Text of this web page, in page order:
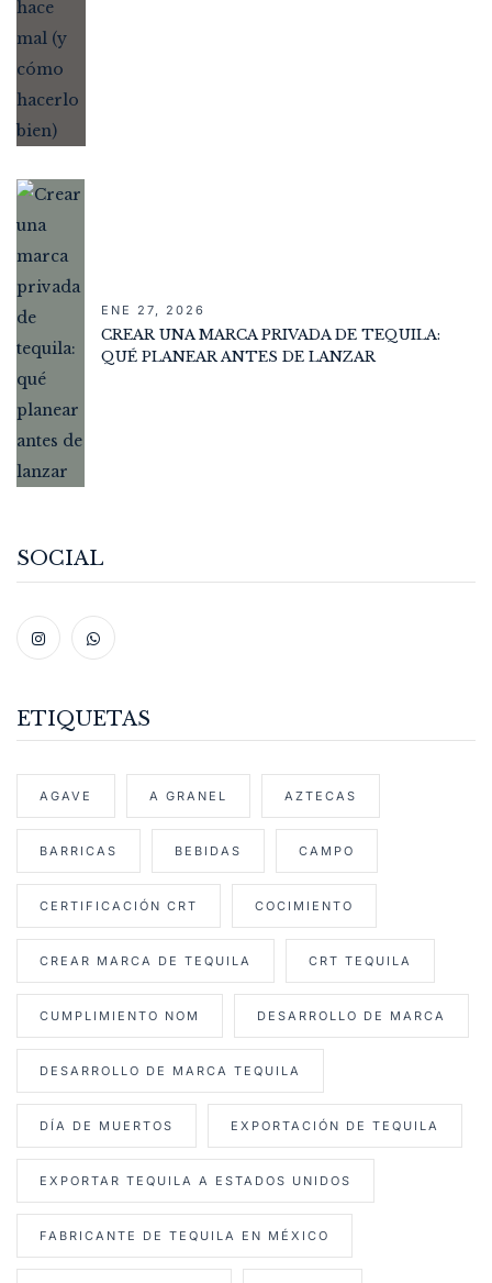
ENE 27, 2026
CREAR UNA MARCA PRIVADA DE TEQUILA:
QUÉ PLANEAR ANTES DE LANZAR
SOCIAL
ETIQUETAS
AGAVE A GRANEL AZTECAS
BARRICAS BEBIDAS CAMPO
CERTIFICACIÓN CRT COCIMIENTO
CREAR MARCA DE TEQUILA CRT TEQUILA
CUMPLIMIENTO NOM DESARROLLO DE MARCA
DESARROLLO DE MARCA TEQUILA
DÍA DE MUERTOS EXPORTACIÓN DE TEQUILA
EXPORTAR TEQUILA A ESTADOS UNIDOS
FABRICANTE DE TEQUILA EN MÉXICO